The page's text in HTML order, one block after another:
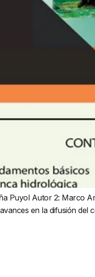
Puyol Autor 2: Marco
en la difusión